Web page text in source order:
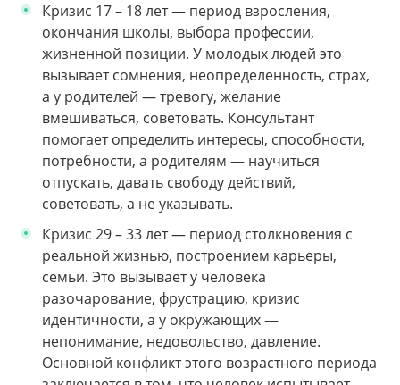
Кризис 17 – 18 лет — период взросления,
окончания школы, выбора профессии,
жизненной позиции. У молодых людей это
вызывает сомнения, неопределенность, страх,
а у родителей — тревогу, желание
вмешиваться, советовать. Консультант
помогает определить интересы, способности,
потребности, а родителям — научиться
отпускать, давать свободу действий,
советовать, а не указывать.
Кризис 29 – 33 лет — период столкновения с
реальной жизнью, построением карьеры,
семьи. Это вызывает у человека
разочарование, фрустрацию, кризис
идентичности, а у окружающих —
непонимание, недовольство, давление.
Основной конфликт этого возрастного периода